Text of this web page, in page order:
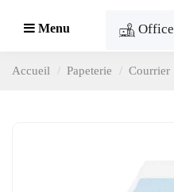
Menu Office
Accueil Papeterie Courrier